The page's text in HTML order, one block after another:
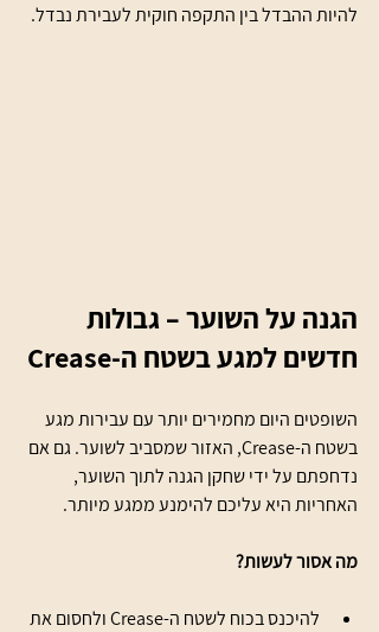
להיות ההבדל בין התקפה חוקית לעבירת נבדל.
הגנה על השוער – גבולות
חדשים למגע בשטח ה-Crease
השופטים היום מחמירים יותר עם עבירות מגע
בשטח ה-Crease, האזור שמסביב לשוער. גם אם
נדחפתם על ידי שחקן הגנה לתוך השוער,
האחריות היא עליכם להימנע ממגע מיותר.
מה אסור לעשות?
להיכנס בכוח לשטח ה-Crease ולחסום את